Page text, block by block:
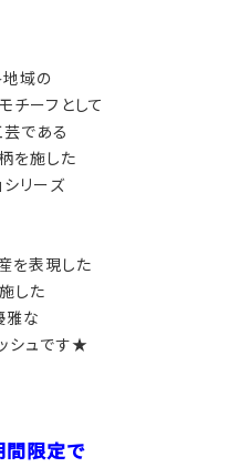
域の
チーフとして
である
を施した
シリーズ
を表現した
した
雅な
シュです★
間限定で